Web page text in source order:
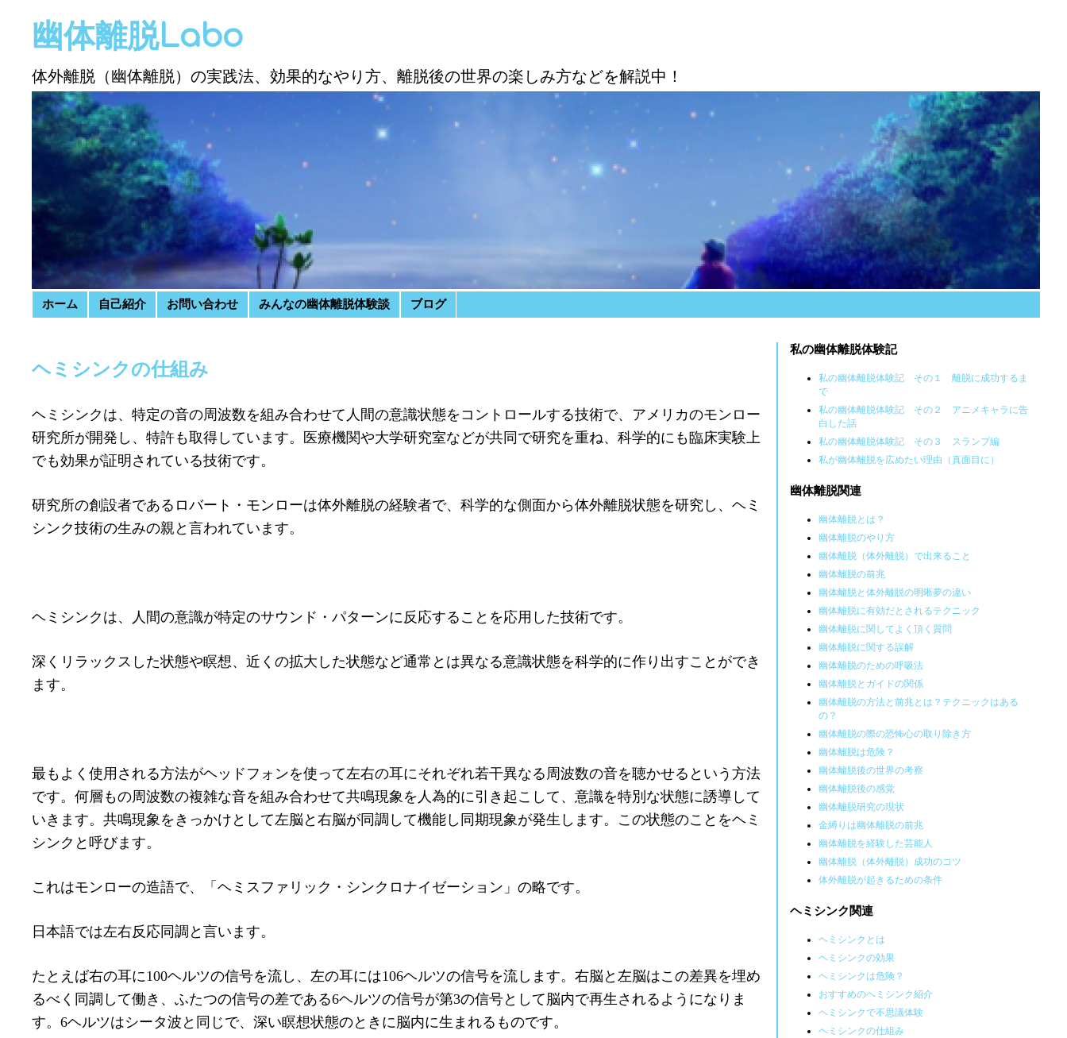
幽体離脱Labo
体外離脱（幽体離脱）の実践法、効果的なやり方、離脱後の世界の楽しみ方などを解説中！
Skip to content
ホーム 自己紹介 お問い合わせ みんなの幽体離脱体験談 ブログ
ヘミシンクの仕組み
ヘミシンクは、特定の音の周波数を組み合わせて人間の意識状態をコントロールする技術で、アメリカのモンロー
研究所が開発し、特許も取得しています。医療機関や大学研究室などが共同で研究を重ね、科学的にも臨床実験上
でも効果が証明されている技術です。
研究所の創設者であるロバート・モンローは体外離脱の経験者で、科学的な側面から体外離脱状態を研究し、ヘミ
シンク技術の生みの親と言われています。
ヘミシンクは、人間の意識が特定のサウンド・パターンに反応することを応用した技術です。
深くリラックスした状態や瞑想、近くの拡大した状態など通常とは異なる意識状態を科学的に作り出すことができ
ます。
最もよく使用される方法がヘッドフォンを使って左右の耳にそれぞれ若干異なる周波数の音を聴かせるという方法
です。何層もの周波数の複雑な音を組み合わせて共鳴現象を人為的に引き起こして、意識を特別な状態に誘導して
いきます。共鳴現象をきっかけとして左脳と右脳が同調して機能し同期現象が発生します。この状態のことをヘミ
シンクと呼びます。
これはモンローの造語で、「ヘミスファリック・シンクロナイゼーション」の略です。
日本語では左右反応同調と言います。
たとえば右の耳に100ヘルツの信号を流し、左の耳には106ヘルツの信号を流します。右脳と左脳はこの差異を埋め
るべく同調して働き、ふたつの信号の差である6ヘルツの信号が第3の信号として脳内で再生されるようになりま
す。6ヘルツはシータ波と同じで、深い瞑想状態のときに脳内に生まれるものです。
私の幽体離脱体験記
私の幽体離脱体験記 その１ 離脱に成功するま
で
私の幽体離脱体験記 その２ アニメキャラに告
白した話
私の幽体離脱体験記 その３ スランプ編
私が幽体離脱を広めたい理由（真面目に）
幽体離脱関連
幽体離脱とは？
幽体離脱のやり方
幽体離脱（体外離脱）で出来ること
幽体離脱の前兆
幽体離脱と体外離脱の明晰夢の違い
幽体離脱に有効だとされるテクニック
幽体離脱に関してよく頂く質問
幽体離脱に関する誤解
幽体離脱のための呼吸法
幽体離脱とガイドの関係
幽体離脱の方法と前兆とは？テクニックはある
の？
幽体離脱の際の恐怖心の取り除き方
幽体離脱は危険？
幽体離脱後の世界の考察
幽体離脱後の感覚
幽体離脱研究の現状
金縛りは幽体離脱の前兆
幽体離脱を経験した芸能人
幽体離脱（体外離脱）成功のコツ
体外離脱が起きるための条件
ヘミシンク関連
ヘミシンクとは
ヘミシンクの効果
ヘミシンクは危険？
おすすめのヘミシンク紹介
ヘミシンクで不思議体験
ヘミシンクの仕組み